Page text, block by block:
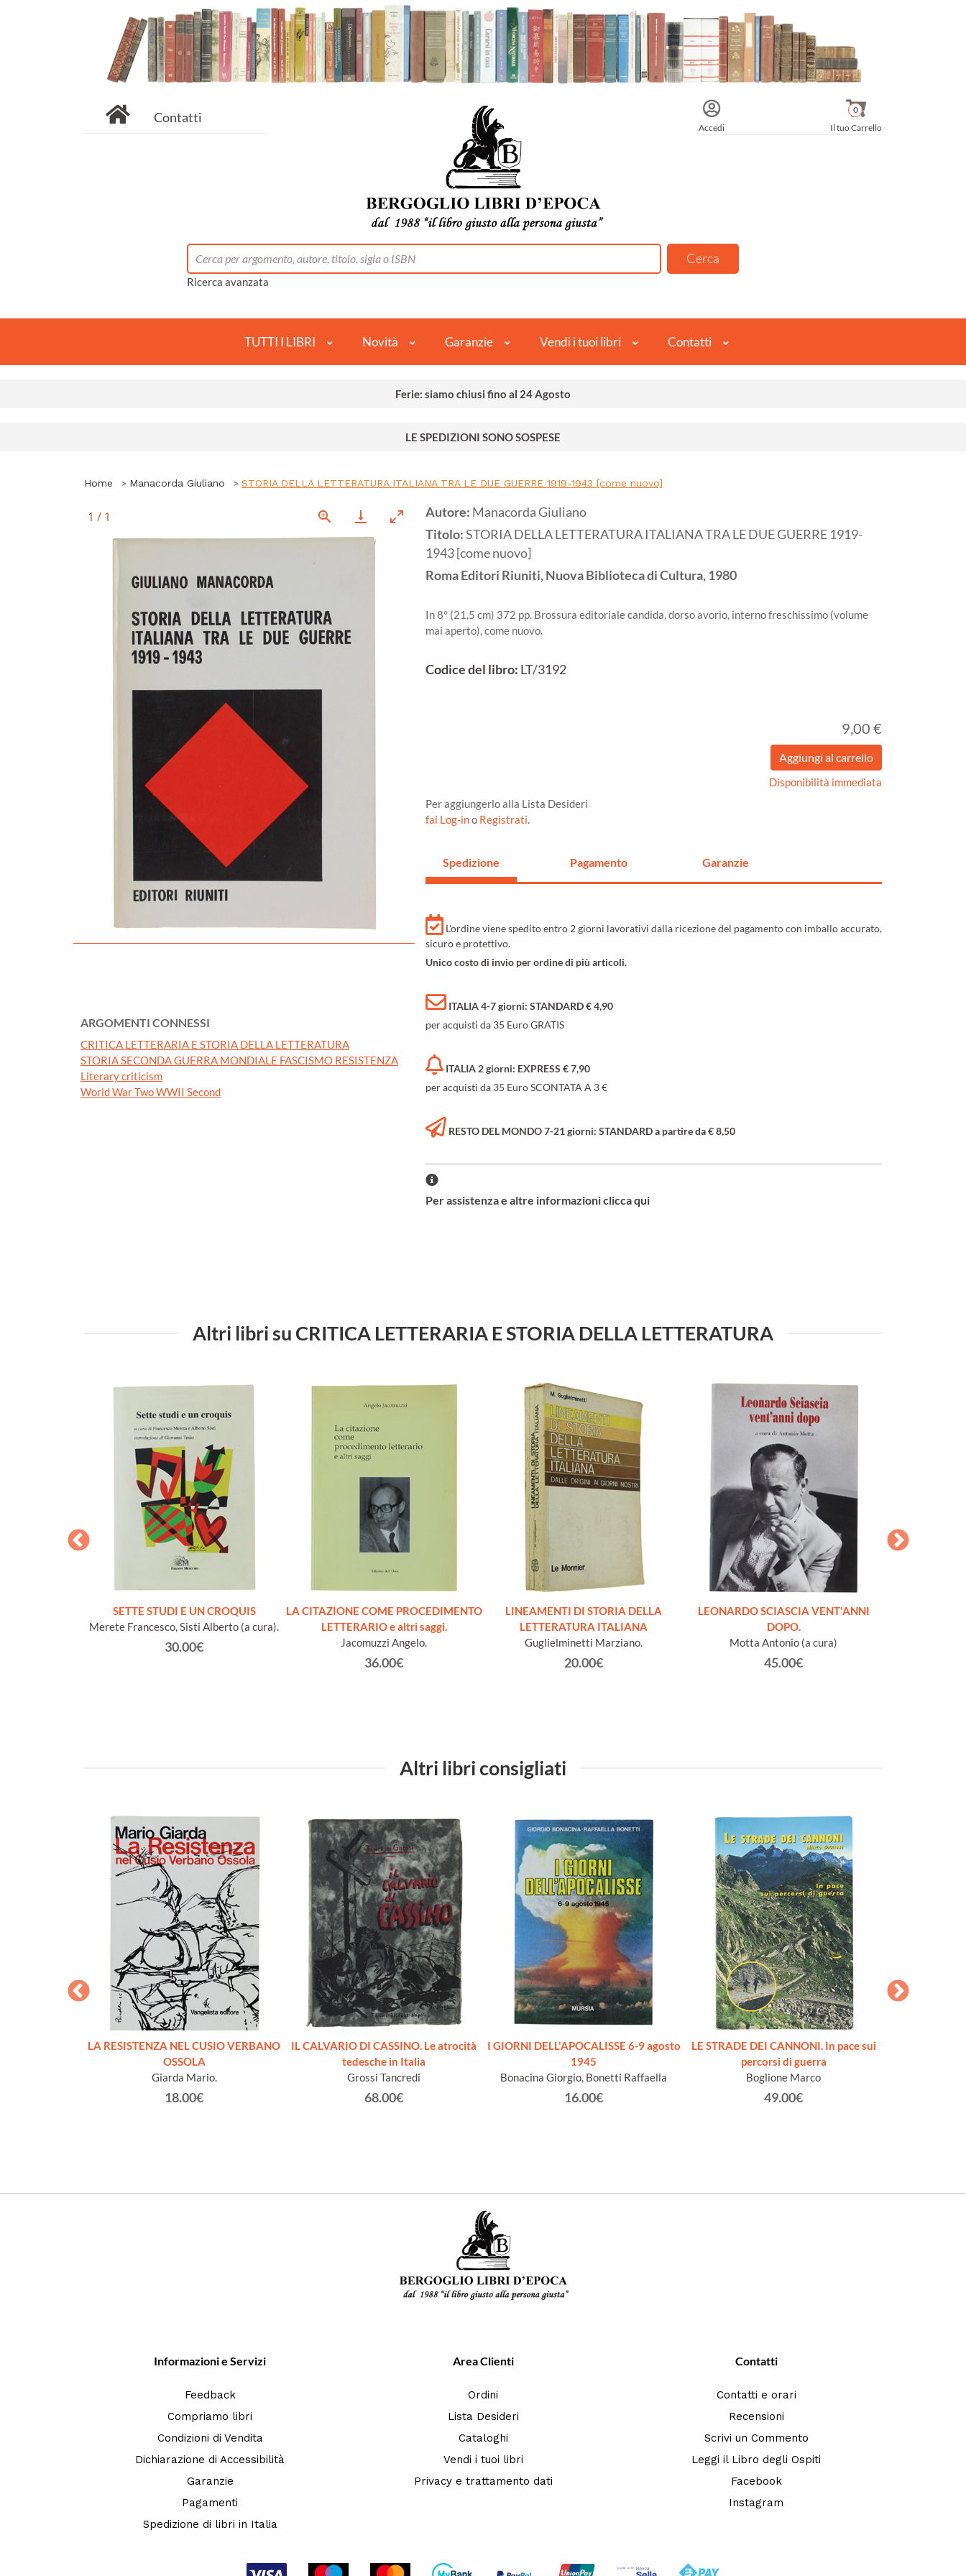
Contatti
Accedi Il tuo Carrello
0
Ricerca avanzata
TUTTI I LIBRI Novità Garanzie Vendi i tuoi libri Contatti
Ferie: siamo chiusi fino al 24 Agosto
LE SPEDIZIONI SONO SOSPESE
Home Manacorda Giuliano STORIA DELLA LETTERATURA ITALIANA TRA LE DUE GUERRE 1919-1943 [come nuovo]
1 / 1
ARGOMENTI CONNESSI
CRITICA LETTERARIA E STORIA DELLA LETTERATURA
STORIA SECONDA GUERRA MONDIALE FASCISMO RESISTENZA
Literary criticism
World War Two WWII Second
Autore: Manacorda Giuliano
Titolo:STORIA DELLA LETTERATURA ITALIANA TRA LE DUE GUERRE 1919-
1943 [come nuovo]
RomaEditori Riuniti, Nuova Biblioteca di Cultura,1980
In 8° (21,5 cm) 372 pp. Brossura editoriale candida, dorso avorio, interno freschissimo (volume
mai aperto), come nuovo.
Codice del libro: LT/3192
9,00 €
Disponibilità immediata
Per aggiungerlo alla Lista Desideri
fai Log-ino Registrati.
Spedizione Pagamento Garanzie
L'ordine viene spedito entro 2 giorni lavorativi dalla ricezione del pagamento con imballo accurato,
sicuro e protettivo.
Unico costo di invio per ordine di più articoli.
ITALIA 4-7 giorni: STANDARD € 4,90
per acquisti da 35 Euro GRATIS
ITALIA 2 giorni: EXPRESS € 7,90
per acquisti da 35 Euro SCONTATA A 3 €
RESTO DEL MONDO 7-21 giorni: STANDARD a partire da € 8,50
Per assistenza e altre informazioni clicca qui
Altri libri su CRITICA LETTERARIA E STORIA DELLA LETTERATURA
SETTE STUDI E UN CROQUIS
Merete Francesco, Sisti Alberto (a cura).
30.00€
LA CITAZIONE COME PROCEDIMENTO
LETTERARIO e altri saggi.
Jacomuzzi Angelo.
36.00€
LINEAMENTI DI STORIA DELLA
LETTERATURA ITALIANA
Guglielminetti Marziano.
20.00€
LEONARDO SCIASCIA VENT'ANNI
DOPO.
Motta Antonio (a cura)
45.00€
Altri libri consigliati
LA RESISTENZA NEL CUSIO VERBANO
OSSOLA
Giarda Mario.
18.00€
IL CALVARIO DI CASSINO. Le atrocità
tedesche in Italia
Grossi Tancredi
68.00€
I GIORNI DELL'APOCALISSE 6-9 agosto
1945
Bonacina Giorgio, Bonetti Raffaella
16.00€
LE STRADE DEI CANNONI. In pace sui
percorsi di guerra
Boglione Marco
49.00€
Informazioni e Servizi
Feedback
Compriamo libri
Condizioni di Vendita
Dichiarazione di Accessibilità
Garanzie
Pagamenti
Spedizione di libri in Italia
Area Clienti
Ordini
Lista Desideri
Cataloghi
Vendi i tuoi libri
Privacy e trattamento dati
Contatti
Contatti e orari
Recensioni
Scrivi un Commento
Leggi il Libro degli Ospiti
Facebook
Instagram